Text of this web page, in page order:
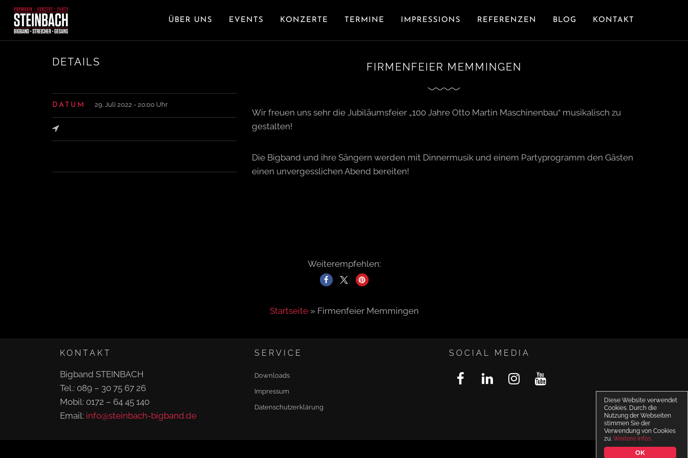
ÜBER UNS EVENTS KONZERTE TERMINE IMPRESSIONS REFERENZEN BLOG KONTAKT
DETAILS
DATUM 29. Juli 2022 - 20:00 Uhr
FIRMENFEIER MEMMINGEN
Wir freuen uns sehr die Jubiläumsfeier „100 Jahre Otto Martin Maschinenbau“ musikalisch zu
gestalten!
Die Bigband und ihre Sängern werden mit Dinnermusik und einem Partyprogramm den Gästen
einen unvergesslichen Abend bereiten!
Weiterempfehlen:
Startseite» Firmenfeier Memmingen
KONTAKT
Bigband STEINBACH
Tel.: 089 – 30 75 67 26
Mobil: 0172 – 64 45 140
Email: info@steinbach-bigband.de
SERVICE
Downloads
Impressum
Datenschutzerklärung
SOCIAL MEDIA
Diese Website verwendet
Cookies. Durch die
Nutzung der Webseiten
stimmen Sie der
Verwendung von Cookies
zu. Weitere Infos
OK